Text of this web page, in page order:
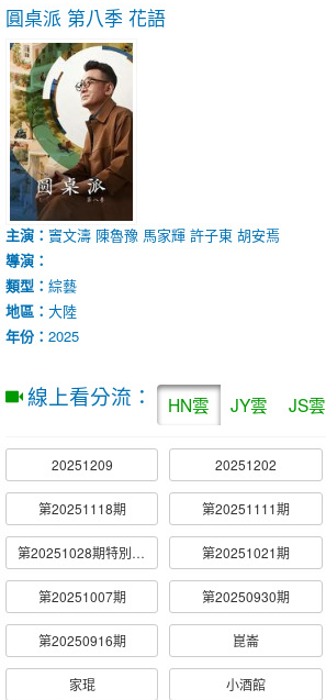
圓桌派 第八季 花語
主演： 竇文濤 陳魯豫 馬家輝 許子東 胡安焉
導演：
類型： 綜藝
地區： 大陸
年份： 2025
線上看分流： HN雲 JY雲 JS雲
20251209 20251202
第20251118期 第20251111期
第20251028期特別篇圓桌見地分享會 第20251021期
第20251007期 第20250930期
第20250916期 崑崙
家琨 小酒館